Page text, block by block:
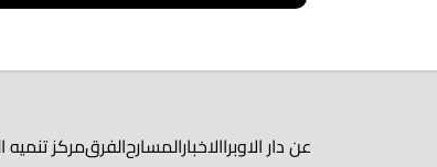
عن دار الاوبراالاخبارالمسارحالفرقمركز